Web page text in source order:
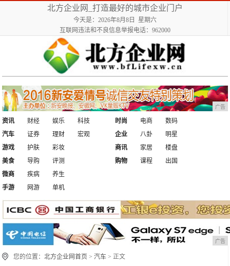
北方企业网_打造最好的城市企业门户
今天是：2026年8月8日 星期六
互联网违法和不良信息举报电话：962000
广告
资讯 财经 娱乐
科技
汽车
证券 理财 宏观
时尚 电商
数码
企业
八卦
明星
游戏
护肤
彩妆
美食
导购 评测
商讯 家居
楼盘
购物
课程
出国
微商
疾病
养生
手游
网游 单机
广告
您的位置：北方企业网首页 >汽车 > 正文